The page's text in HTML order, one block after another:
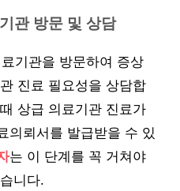
관 방문 및 상담
기관을 방문하여 증상
진료 필요성을 상담합
상급 의료기관 진료가
의뢰서를 발급받을 수 있
는 이 단계를 꼭 거쳐야
니다.